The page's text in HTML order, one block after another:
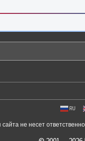
RU
не несет